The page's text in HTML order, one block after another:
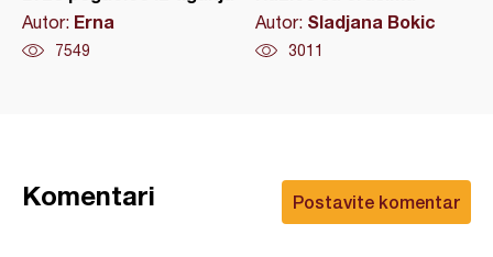
Autor: Erna
7549
Autor: Sladjana Bokic
3011
Postavite komentar
Komentari